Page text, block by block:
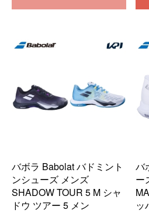
バボラ Babolat バドミント
ンシューズ メンズ
SHADOW TOUR 5 M シャ
ドウ ツアー 5 メン
バ
ー
ッ